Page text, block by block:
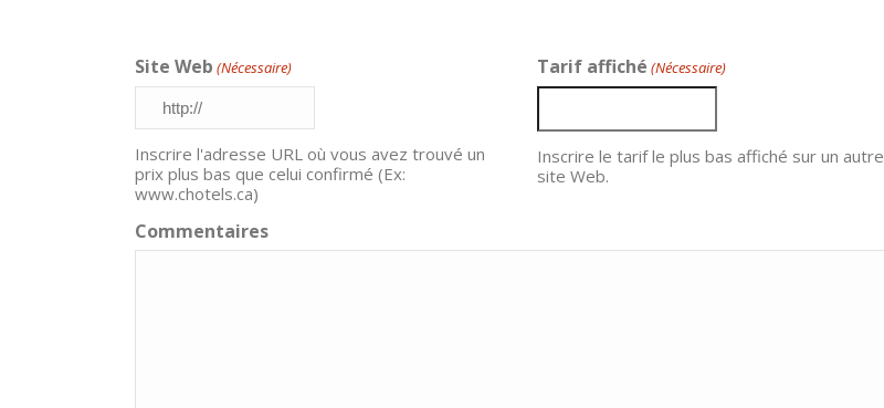
Site Web (Nécessaire)
Inscrire l'adresse URL où vous avez trouvé un
prix plus bas que celui confirmé (Ex:
www.chotels.ca)
Tarif affiché (Nécessaire)
Inscrire le tarif le plus bas affiché sur un autre
site Web.
Commentaires